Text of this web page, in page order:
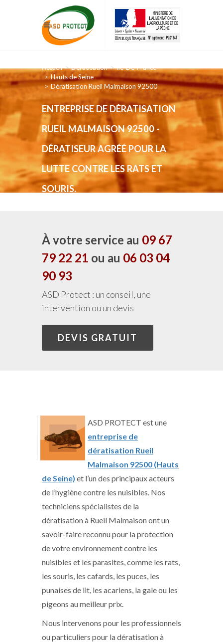
Accueil Dératisation
Ile-De-France
Hauts de Seine
Dératisation Rueil Malmaison 92500
ENTREPRISE DE DÉRATISATION
RUEIL MALMAISON 92500 -
DÉRATISEUR AGRÉÉ POUR LA
LUTTE CONTRE LES RATS ET
SOURIS.
À votre service au 09 67
79 22 21 ou au 06 03 04
90 93
ASD Protect : un conseil, une
intervention ou un devis
DEVIS GRATUIT
ASD PROTECT est une
entreprise de
dératisation Rueil
Malmaison 92500 (Hauts
de Seine) et l’un des principaux acteurs
de l’hygiène contre les nuisibles. Nos
techniciens spécialistes de la
dératisation à Rueil Malmaison ont un
savoir-faire reconnu pour la protection
de votre environnement contre les
nuisibles et les parasites, comme les rats,
les souris, les cafards, les puces, les
punaises de lit, les acariens, la gale ou les
pigeons au meilleur prix.
Nous intervenons pour les professionnels
ou particuliers pour la dératisation à